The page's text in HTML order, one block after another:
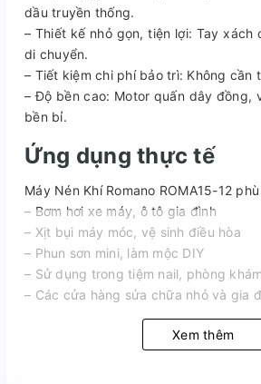
dầu truyền thống.
– Thiết kế nhỏ gọn, tiện lợi: Tay xách
di chuyển.
– Tiết kiệm chi phí bảo trì: Không cần
– Độ bền cao: Motor quấn dây đồng,
bền bỉ.
Ứng dụng thực tế
Máy Nén Khí Romano ROMA15-12
– Bơm hơi xe máy, ô tô gia đình
– Xịt bụi máy móc, vệ sinh điều hòa
– Phun sơn mini, làm mộc DIY
– Sử dụng trong tiệm nail, phòng
– Các cửa hàng sửa chữa nhỏ và gia
Xem thêm